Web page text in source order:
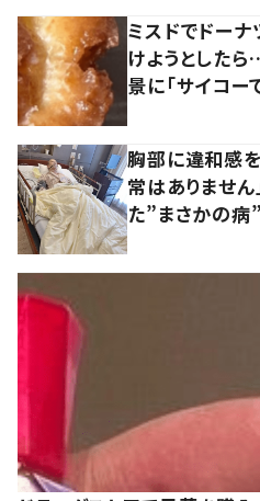
ミスドでドー
けようとした
景に「サイコー
胸部に違和感
常はありませ
た”まさかの病